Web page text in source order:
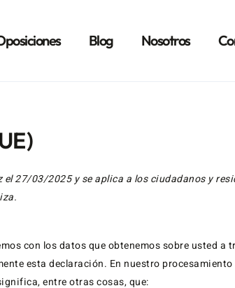
Blog Nosotros
27/03/2025 y se aplica a los ciudadanos y
con los datos que obtenemos sobre usted a
esta declaración. En nuestro
entre otras cosas, que: